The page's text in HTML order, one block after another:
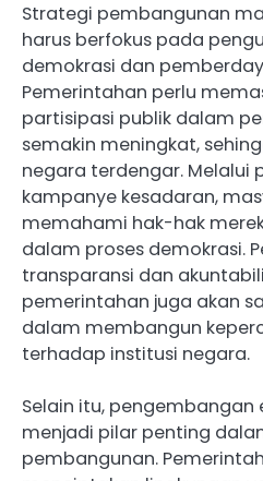
Strategi pembangunan
harus berfokus pada
demokrasi dan
Pemerintahan perlu
partisipasi publik dalam
semakin meningkat,
negara terdengar. Melalui
kampanye kesadaran,
memahami hak-hak
dalam proses demokrasi.
transparansi dan
pemerintahan juga akan
dalam membangun
terhadap institusi negara.
Selain itu, pengembangan
menjadi pilar penting
pembangunan.